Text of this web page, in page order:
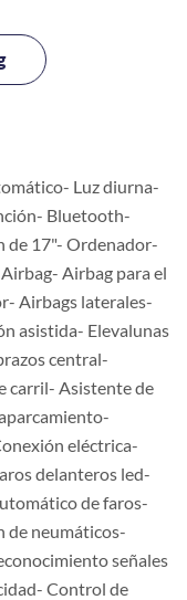
Luz diurna-
Bluetooth-
de 17"- Ordenador-
Airbag para el
Airbags laterales-
asistida- Elevalunas
central-
carril- Asistente de
eléctrica-
delanteros led-
de faros-
de neumáticos-
señales
Control de